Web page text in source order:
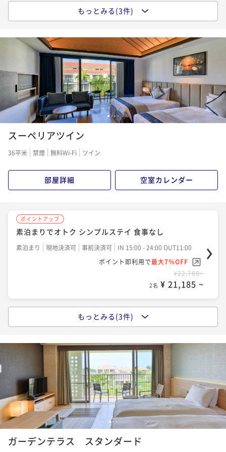
【早期割60／朝食付き】早期予約でオトクにリゾート
ステイ！※59日前から返金不可
朝食付き 事前決済可
IN 15:00 - 24:00 OUT11:00
ポイント即利用で
最大7％OFF
¥24,500~
2名 ¥ 22,785 ~
ポイントアップ
スタンダードプラン・朝食付き
朝食付き 現地決済可 事前決済可
¥27,240~
2名 ¥ 25,333 ~
ポイントアップ
【特別プラン】5連泊以上限定/朝食付き
朝食付き 現地決済可 事前決済可
IN 15:00 - 24:00 OUT11:00
ポイント即利用で最大7％OFF
¥108,900~
2名 ¥ 101,277 ~
もっとみる(3件)
1234
スーペリアツイン
36平米 禁煙 無料Wi-Fi ツイン
部屋詳細 空室カレンダー
ポイントアップ
素泊まりでオトク シンプルステイ 食事なし
素泊まり 現地決済可 事前決済可
IN 15:00 - 24:00 OUT11:00
ポイント即利用で最大7％OFF
¥22,780~
2名 ¥ 21,185 ~
【早期割60／朝食付き】早期予約でオトクにリゾート
ステイ！※59日前から返金不可
事前決済可
IN 15:00 - 24:00 OUT11:00
ポイント即利用で最大7％OFF
¥27,340~
2名 ¥ 25,426 ~
ポイントアップ
スタンダードプラン・朝食付き
もっとみる(3件)
12 3
ガーデンテラス スタンダード